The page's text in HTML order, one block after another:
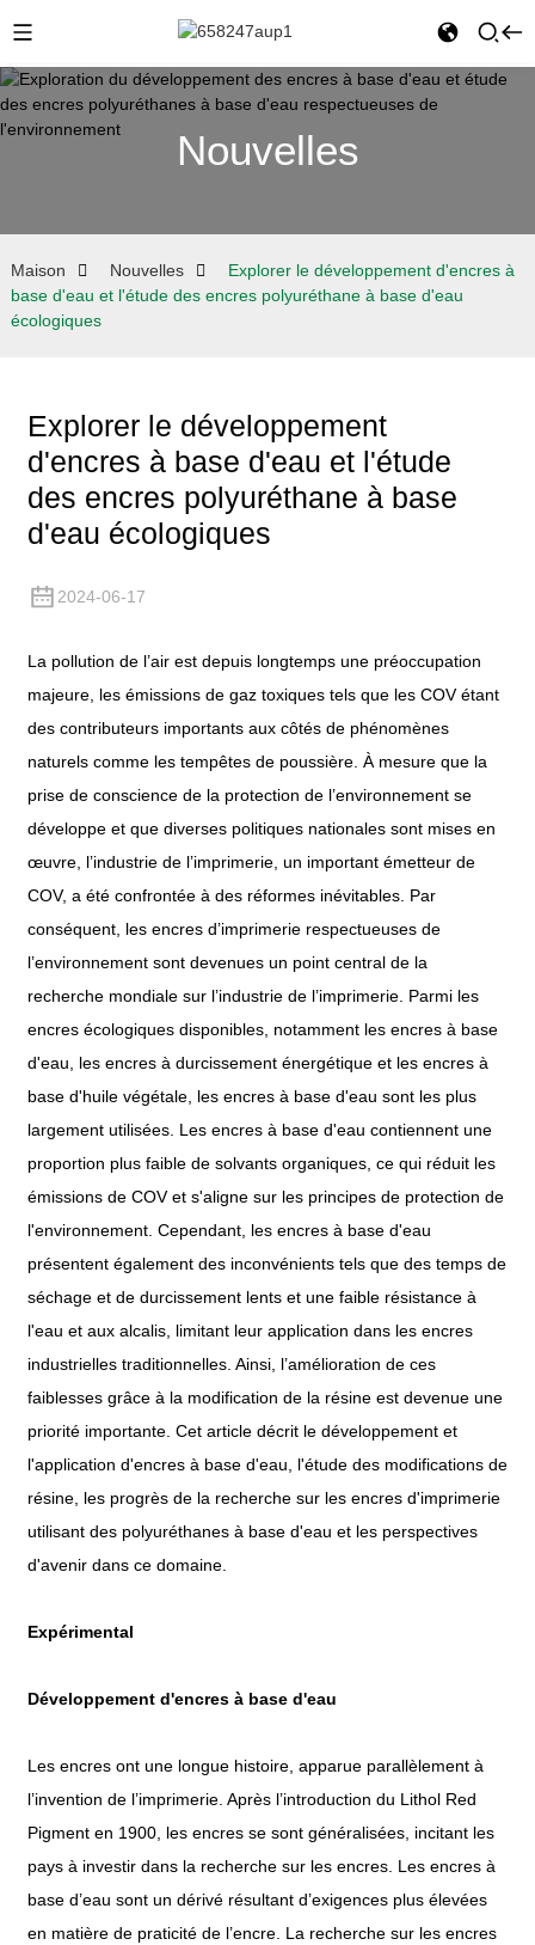
Nouvelles
Maison Nouvelles
Explorer le développement d'encres à
base d'eau et l'étude des encres polyuréthane à base d'eau
écologiques
Explorer le développement
d'encres à base d'eau et l'étude
des encres polyuréthane à base
d'eau écologiques
2024-06-17
La pollution de l’air est depuis longtemps une préoccupation
majeure, les émissions de gaz toxiques tels que les COV étant
des contributeurs importants aux côtés de phénomènes
naturels comme les tempêtes de poussière. À mesure que la
prise de conscience de la protection de l’environnement se
développe et que diverses politiques nationales sont mises en
œuvre, l’industrie de l’imprimerie, un important émetteur de
COV, a été confrontée à des réformes inévitables. Par
conséquent, les encres d’imprimerie respectueuses de
l’environnement sont devenues un point central de la
recherche mondiale sur l’industrie de l’imprimerie. Parmi les
encres écologiques disponibles, notamment les encres à base
d'eau, les encres à durcissement énergétique et les encres à
base d'huile végétale, les encres à base d'eau sont les plus
largement utilisées. Les encres à base d'eau contiennent une
proportion plus faible de solvants organiques, ce qui réduit les
émissions de COV et s'aligne sur les principes de protection de
l'environnement. Cependant, les encres à base d'eau
présentent également des inconvénients tels que des temps de
séchage et de durcissement lents et une faible résistance à
l'eau et aux alcalis, limitant leur application dans les encres
industrielles traditionnelles. Ainsi, l’amélioration de ces
faiblesses grâce à la modification de la résine est devenue une
priorité importante. Cet article décrit le développement et
l'application d'encres à base d'eau, l'étude des modifications de
résine, les progrès de la recherche sur les encres d'imprimerie
utilisant des polyuréthanes à base d'eau et les perspectives
d'avenir dans ce domaine.
Expérimental
Développement d'encres à base d'eau
Les encres ont une longue histoire, apparue parallèlement à
l’invention de l’imprimerie. Après l’introduction du Lithol Red
Pigment en 1900, les encres se sont généralisées, incitant les
pays à investir dans la recherche sur les encres. Les encres à
base d’eau sont un dérivé résultant d’exigences plus élevées
en matière de praticité de l’encre. La recherche sur les encres